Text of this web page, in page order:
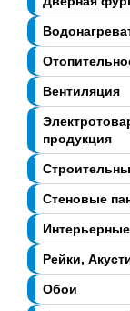
Вентиляция
продукция
Стеновые
Рейки,
Обои